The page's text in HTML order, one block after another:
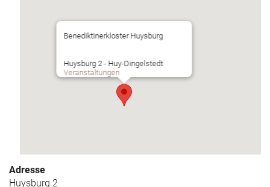
Benediktinerkloster Huysburg
Huysburg 2 - Huy-Dingelstedt
Veranstaltungen
Adresse
Huysburg 2